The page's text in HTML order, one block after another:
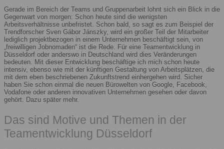
Gerade im Bereich der Teams und Gruppenarbeit lohnt sich ein Blick in die
Gegenwart von morgen: Schon heute sind die wenigsten
Arbeitsverhältnisse unbefristet. Schon bald, so sagt es zum Beispiel der
Trendforscher Sven Gábor Jánszky, wird ein großer Teil der Mitarbeiter
lediglich projektbezogen in einem Unternehmen beschäftigt sein, von
„freiwilligen Jobnomaden“ ist die Rede. Für eine Teamentwicklung in
Düsseldorf oder anderswo in Deutschland wird dies Veränderungen
bedeuten. Mit dieser Entwicklung beschäftige ich mich schon heute
intensiv, ebenso wie mit der künftigen Gestaltung von Arbeitsplätzen, die
mit dem eben beschriebenen Zukunftstrend einhergehen wird. Sicher
haben Sie schon einmal die neuen Bürowelten von Google, Facebook,
Vodafone oder anderen innovativen Unternehmen gesehen oder davon
gehört. Dazu später mehr.
Das sind Motive und Themen in der
Teamentwicklung Düsseldorf